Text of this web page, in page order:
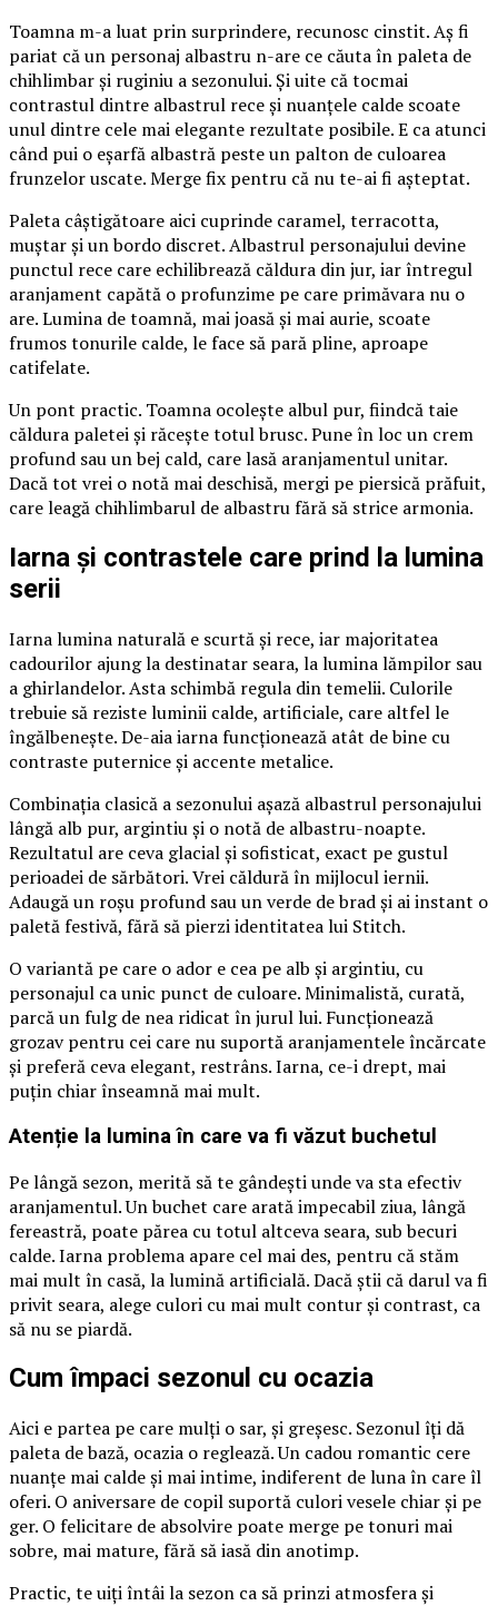
Toamna m-a luat prin surprindere, recunosc cinstit. Aș fi
pariat că un personaj albastru n-are ce căuta în paleta de
chihlimbar și ruginiu a sezonului. Și uite că tocmai
contrastul dintre albastrul rece și nuanțele calde scoate
unul dintre cele mai elegante rezultate posibile. E ca atunci
când pui o eșarfă albastră peste un palton de culoarea
frunzelor uscate. Merge fix pentru că nu te-ai fi așteptat.
Paleta câștigătoare aici cuprinde caramel, terracotta,
muștar și un bordo discret. Albastrul personajului devine
punctul rece care echilibrează căldura din jur, iar întregul
aranjament capătă o profunzime pe care primăvara nu o
are. Lumina de toamnă, mai joasă și mai aurie, scoate
frumos tonurile calde, le face să pară pline, aproape
catifelate.
Un pont practic. Toamna ocolește albul pur, fiindcă taie
căldura paletei și răcește totul brusc. Pune în loc un crem
profund sau un bej cald, care lasă aranjamentul unitar.
Dacă tot vrei o notă mai deschisă, mergi pe piersică prăfuit,
care leagă chihlimbarul de albastru fără să strice armonia.
Iarna și contrastele care prind la lumina
serii
Iarna lumina naturală e scurtă și rece, iar majoritatea
cadourilor ajung la destinatar seara, la lumina lămpilor sau
a ghirlandelor. Asta schimbă regula din temelii. Culorile
trebuie să reziste luminii calde, artificiale, care altfel le
îngălbenește. De-aia iarna funcționează atât de bine cu
contraste puternice și accente metalice.
Combinația clasică a sezonului așază albastrul personajului
lângă alb pur, argintiu și o notă de albastru-noapte.
Rezultatul are ceva glacial și sofisticat, exact pe gustul
perioadei de sărbători. Vrei căldură în mijlocul iernii.
Adaugă un roșu profund sau un verde de brad și ai instant o
paletă festivă, fără să pierzi identitatea lui Stitch.
O variantă pe care o ador e cea pe alb și argintiu, cu
personajul ca unic punct de culoare. Minimalistă, curată,
parcă un fulg de nea ridicat în jurul lui. Funcționează
grozav pentru cei care nu suportă aranjamentele încărcate
și preferă ceva elegant, restrâns. Iarna, ce-i drept, mai
puțin chiar înseamnă mai mult.
Atenție la lumina în care va fi văzut buchetul
Pe lângă sezon, merită să te gândești unde va sta efectiv
aranjamentul. Un buchet care arată impecabil ziua, lângă
fereastră, poate părea cu totul altceva seara, sub becuri
calde. Iarna problema apare cel mai des, pentru că stăm
mai mult în casă, la lumină artificială. Dacă știi că darul va fi
privit seara, alege culori cu mai mult contur și contrast, ca
să nu se piardă.
Cum împaci sezonul cu ocazia
Aici e partea pe care mulți o sar, și greșesc. Sezonul îți dă
paleta de bază, ocazia o reglează. Un cadou romantic cere
nuanțe mai calde și mai intime, indiferent de luna în care îl
oferi. O aniversare de copil suportă culori vesele chiar și pe
ger. O felicitare de absolvire poate merge pe tonuri mai
sobre, mai mature, fără să iasă din anotimp.
Practic, te uiți întâi la sezon ca să prinzi atmosfera și